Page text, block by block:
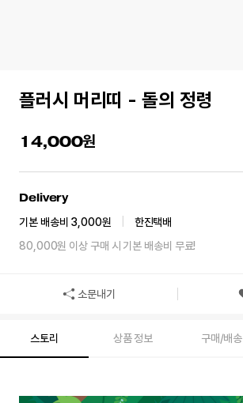
플러시 머리띠 - 돌의 정령
14,000
Delivery
기본 배송비 3,000원
한진택배
80,000원 이상 구매 시 기본 배송비 무료!
소문내기
스토리 상품 정보 구매/배송